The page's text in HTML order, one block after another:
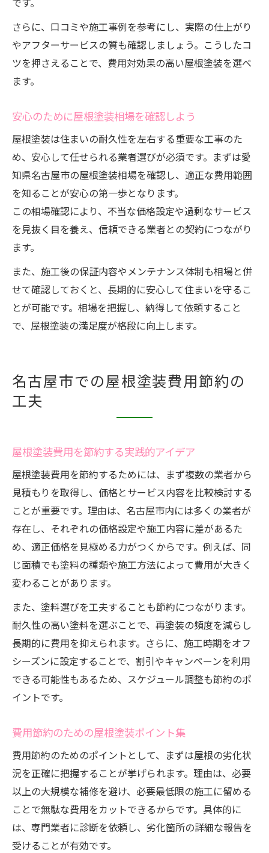
さらに、口コミや施工事例を参考にし、実際の仕上がり
やアフターサービスの質も確認しましょう。こうしたコ
ツを押さえることで、費用対効果の高い屋根塗装を選べ
ます。
安心のために屋根塗装相場を確認しよう
屋根塗装は住まいの耐久性を左右する重要な工事のた
め、安心して任せられる業者選びが必須です。まずは愛
知県名古屋市の屋根塗装相場を確認し、適正な費用範囲
を知ることが安心の第一歩となります。
この相場確認により、不当な価格設定や過剰なサービス
を見抜く目を養え、信頼できる業者との契約につながり
ます。
また、施工後の保証内容やメンテナンス体制も相場と併
せて確認しておくと、長期的に安心して住まいを守るこ
とが可能です。相場を把握し、納得して依頼すること
で、屋根塗装の満足度が格段に向上します。
名古屋市での屋根塗装費用節約の
工夫
屋根塗装費用を節約する実践的アイデア
屋根塗装費用を節約するためには、まず複数の業者から
見積もりを取得し、価格とサービス内容を比較検討する
ことが重要です。理由は、名古屋市内には多くの業者が
存在し、それぞれの価格設定や施工内容に差があるた
め、適正価格を見極める力がつくからです。例えば、同
じ面積でも塗料の種類や施工方法によって費用が大きく
変わることがあります。
また、塗料選びを工夫することも節約につながります。
耐久性の高い塗料を選ぶことで、再塗装の頻度を減らし
長期的に費用を抑えられます。さらに、施工時期をオフ
シーズンに設定することで、割引やキャンペーンを利用
できる可能性もあるため、スケジュール調整も節約のポ
イントです。
費用節約のための屋根塗装ポイント集
費用節約のためのポイントとして、まずは屋根の劣化状
況を正確に把握することが挙げられます。理由は、必要
以上の大規模な補修を避け、必要最低限の施工に留める
ことで無駄な費用をカットできるからです。具体的に
は、専門業者に診断を依頼し、劣化箇所の詳細な報告を
受けることが有効です。